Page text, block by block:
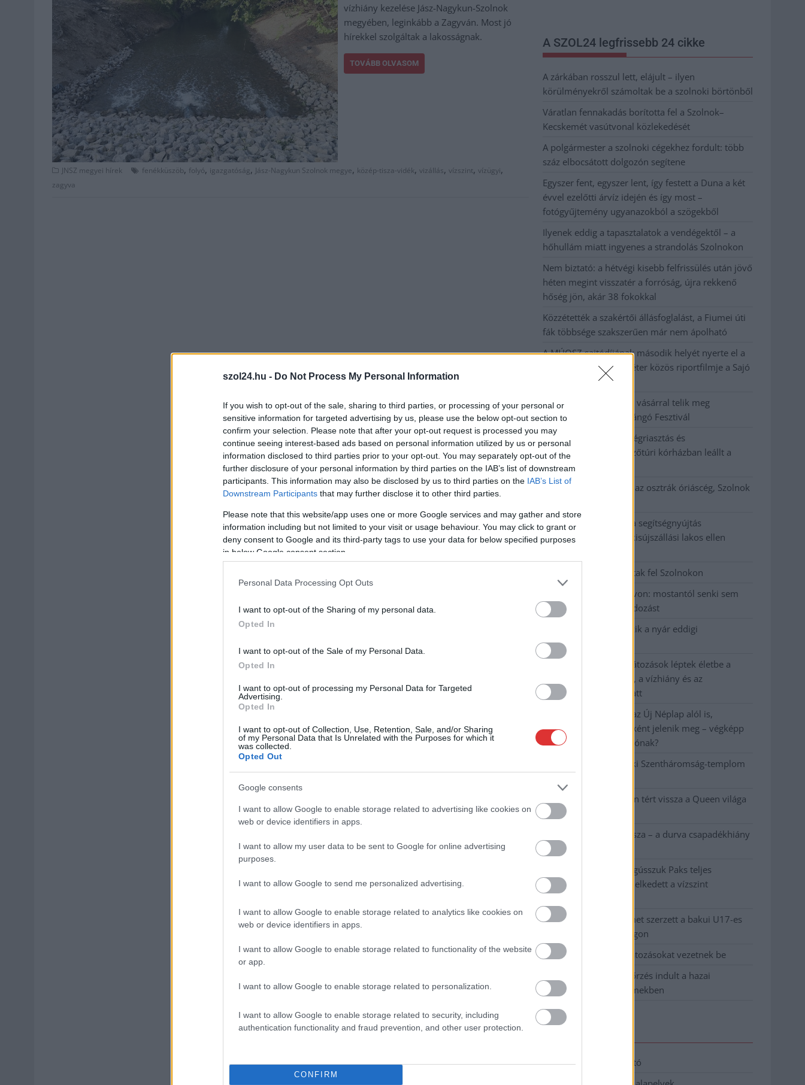
szol24.hu - Do Not Process My Personal Information
If you wish to opt-out of the sale, sharing to third parties, or processing of your personal or
sensitive information for targeted advertising by us, please use the below opt-out section to
confirm your selection. Please note that after your opt-out request is processed you may
continue seeing interest-based ads based on personal information utilized by us or personal
information disclosed to third parties prior to your opt-out. You may separately opt-out of the
further disclosure of your personal information by third parties on the IAB’s list of downstream
participants. This information may also be disclosed by us to third parties on the IAB’s List of
Downstream Participants that may further disclose it to other third parties.
Please note that this website/app uses one or more Google services and may gather and store
information including but not limited to your visit or usage behaviour. You may click to grant or
deny consent to Google and its third-party tags to use your data for below specified purposes
in below Google consent section.
Personal Data Processing Opt Outs
I want to opt-out of the Sharing of my personal data.
Opted In
I want to opt-out of the Sale of my Personal Data.
Opted In
I want to opt-out of processing my Personal Data for Targeted
Advertising.
Opted In
I want to opt-out of Collection, Use, Retention, Sale, and/or Sharing
of my Personal Data that Is Unrelated with the Purposes for which it
was collected.
Opted Out
Google consents
I want to allow Google to enable storage related to advertising like cookies on
web or device identifiers in apps.
I want to allow my user data to be sent to Google for online advertising
purposes.
I want to allow Google to send me personalized advertising.
I want to allow Google to enable storage related to analytics like cookies on
web or device identifiers in apps.
I want to allow Google to enable storage related to functionality of the website
or app.
I want to allow Google to enable storage related to personalization.
I want to allow Google to enable storage related to security, including
authentication functionality and fraud prevention, and other user protection.
CONFIRM
vízhiány kezelése Jász-Nagykun-Szolnok
megyében, leginkább a Zagyván. Most jó
hírekkel szolgáltak a lakosságnak.
TOVÁBB OLVASOM
JNSZ megyei hírek fenékküszöb, folyó, igazgatóság, Jász-Nagykun Szolnok megye, közép-tisza-vidék, vizállás, vízszint, vízügyi,
zagyva
A SZOL24 legfrissebb 24 cikke
A zárkában rosszul lett, elájult – ilyen
körülményekről számoltak be a szolnoki börtönből
Váratlan fennakadás borította fel a Szolnok–
Kecskemét vasútvonal közlekedését
A polgármester a szolnoki cégekhez fordult: több
száz elbocsátott dolgozón segítene
Egyszer fent, egyszer lent, így festett a Duna a két
évvel ezelőtti árvíz idején és így most –
fotógyűjtemény ugyanazokból a szögekből
Ilyenek eddig a tapasztalatok a vendégektől – a
hőhullám miatt ingyenes a strandolás Szolnokon
Nem biztató: a hétvégi kisebb felfrissülés után jövő
héten megint visszatér a forróság, újra rekkenő
hőség jön, akár 38 fokokkal
Közzétették a szakértői állásfoglalást, a Fiumei úti
fák többsége szakszerűen már nem ápolható
A MÚOSZ sajtódíjának második helyét nyerte el a
Borsod24 és a Paraméter közös riportfilmje a Sajó
szennyezéséről
Tánccal, zeneszóval és vásárral telik meg
Jászberény, indul a Csángó Fesztivál
Meghosszabbított hőségriasztás és
vízkorlátozások, a mezőtúri kórházban leállt a
klíma
Átszervezi működését az osztrák óriáscég, Szolnok
Tragédiába torkollott a segítségnyújtás
elmulasztása, három kisújszállási lakos ellen
Hatalmas lángok csaptak fel Szolnokon
Vízitraffipax a Tisza-tavon: mostantól senki sem
úszhatja meg a száguldozást
Szolnokra is megérkezik a nyár eddigi
legkeményebb napja
Már Szolnokon is korlátozások léptek életbe a
tartós hatalmas hőség, a vízhiány és az
áramtakarékosság miatt
A NER kihúzta a talajt az Új Néplap alól is,
immáron csak hetilapként jelenik meg – végképp
vége a nyomtatott sajtónak?
Befejeződött a szolnoki Szentháromság-templom
Szimfonikus köntösben tért vissza a Queen világa
a fővárosba
Ilyen, amikor „fél” a Tisza – a durva csapadékhiány
nagyon meglátszik
Lehet, hogy mégis megússzuk Paks teljes
leállítását, némileg emelkedett a vízszint
Tugyi Zétény ezüstérmet szerzett a bakui U17-es
birkózó-világbajnokságon
Jászberényben is korlátozásokat vezetnek be
Átfogó országos ellenőrzés indult a hazai
akkumulátoripari üzemekben
Elérhetőség
Adatkezelési tájékoztató